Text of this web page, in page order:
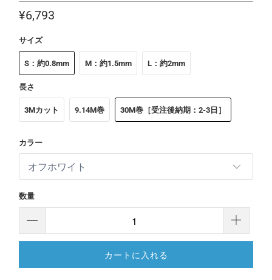
¥6,793
サイズ
S：約0.8mm M：約1.5mm L：約2mm
長さ
3Mカット 9.14M巻 30M巻［受注後納期：2-3日］
カラー
数量
カートに入れる